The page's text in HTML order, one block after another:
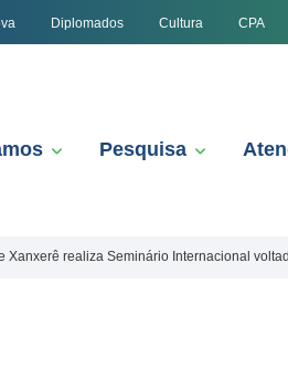
Diplomados Cultura CPA
Pesquisa
Xanxerê realiza Seminário Internacional